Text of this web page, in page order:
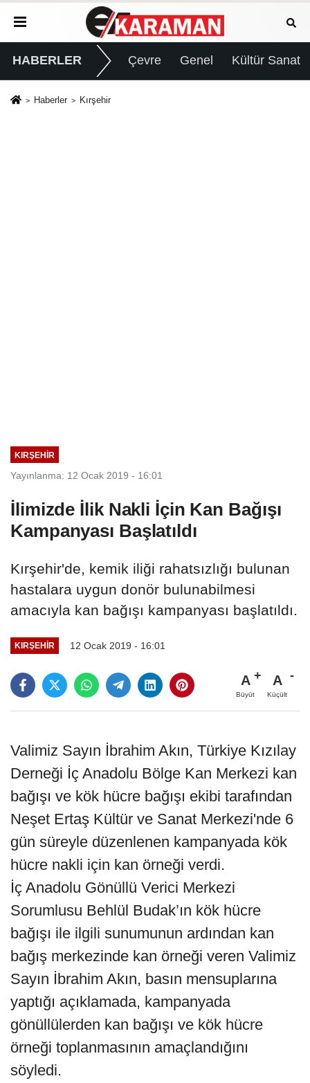
HABERLER Çevre Genel Kültür Sanat
Haberler Kırşehir
KIRŞEHIR
Yayınlanma: 12 Ocak 2019 - 16:01
İlimizde İlik Nakli İçin Kan Bağışı
Kampanyası Başlatıldı
Kırşehir'de, kemik iliği rahatsızlığı bulunan
hastalara uygun donör bulunabilmesi
amacıyla kan bağışı kampanyası başlatıldı.
KIRŞEHIR 12 Ocak 2019 - 16:01
A
Büyüt
A
Küçült
Valimiz Sayın İbrahim Akın, Türkiye Kızılay
Derneği İç Anadolu Bölge Kan Merkezi kan
bağışı ve kök hücre bağışı ekibi tarafından
Neşet Ertaş Kültür ve Sanat Merkezi'nde 6
gün süreyle düzenlenen kampanyada kök
hücre nakli için kan örneği verdi.
İç Anadolu Gönüllü Verici Merkezi
Sorumlusu Behlül Budak’ın kök hücre
bağışı ile ilgili sunumunun ardından kan
bağış merkezinde kan örneği veren Valimiz
Sayın İbrahim Akın, basın mensuplarına
yaptığı açıklamada, kampanyada
gönüllülerden kan bağışı ve kök hücre
örneği toplanmasının amaçlandığını
söyledi.